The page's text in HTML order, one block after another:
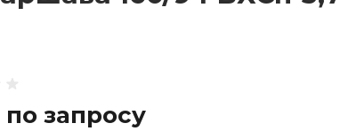
запросу